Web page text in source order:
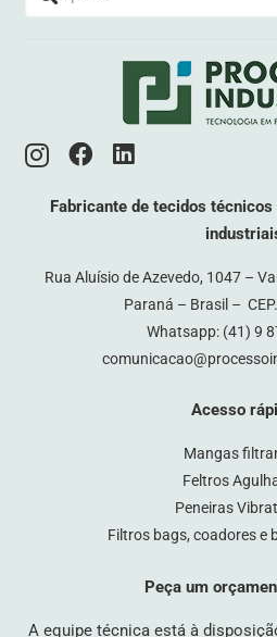
Fabricante de tecidos
Rua Aluísio de Azevedo, 1047 –
Paraná – Brasil –
Whatsapp: (41) 9
Acesso
Mangas
Feltros
Peneiras
Filtros bags, coadores e
Peça um
A equipe técnica está à